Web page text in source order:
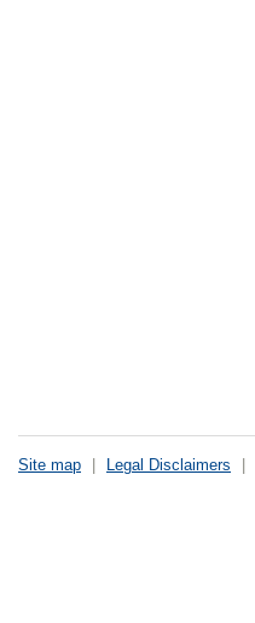
Site map Legal Disclaimers